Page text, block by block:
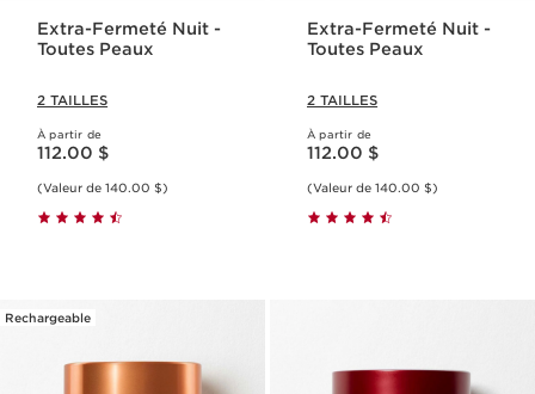
Extra-Fermeté Nuit -
Toutes Peaux
2 TAILLES
À partir de
Nouveau prix 112.00 $
112.00 $
(Valeur de 140.00 $)
Extra-Fermeté Nuit -
Toutes Peaux
2 TAILLES
À partir de
Nouveau prix 112.00 $
112.00 $
(Valeur de 140.00 $)
Rechargeable